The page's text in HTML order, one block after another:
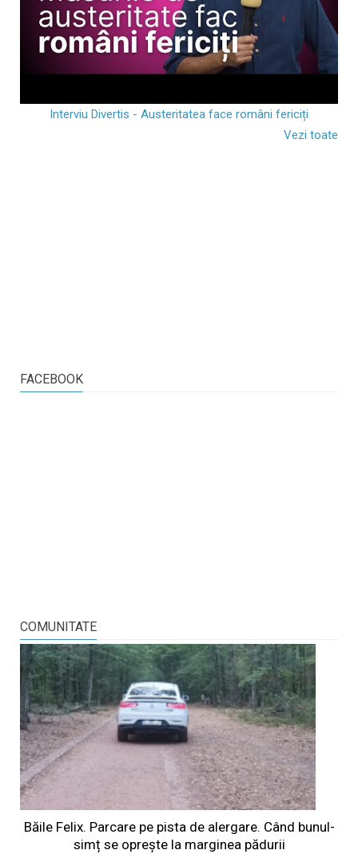
Interviu Divertis - Austeritatea face români fericiți
Vezi toate
FACEBOOK
COMUNITATE
Băile Felix. Parcare pe pista de alergare. Când bunul-
simț se oprește la marginea pădurii